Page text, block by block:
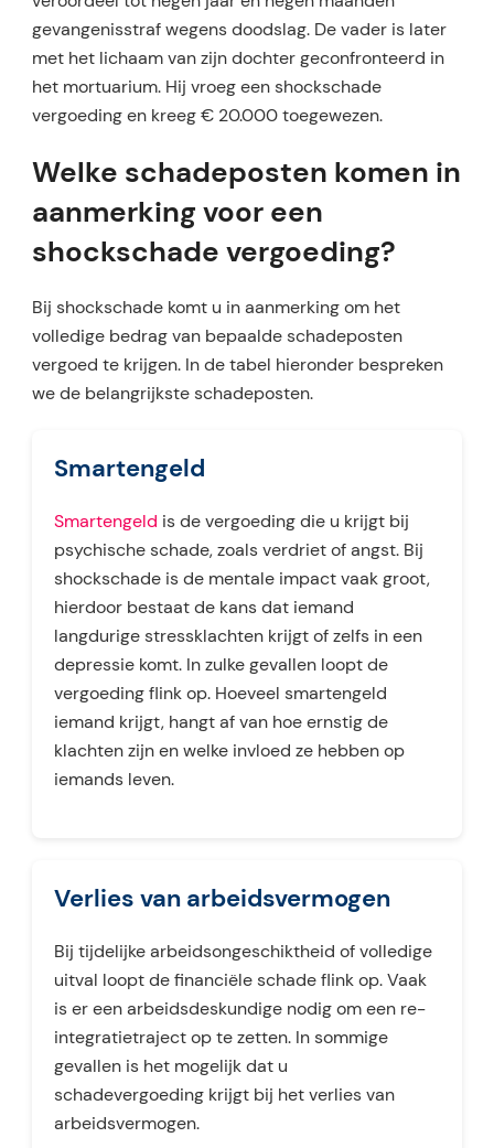
gevangenisstraf wegens doodslag. De vader is later
met het lichaam van zijn dochter geconfronteerd in
het mortuarium. Hij vroeg een shockschade
vergoeding en kreeg € 20.000 toegewezen.
Welke schadeposten komen in
aanmerking voor een
shockschade vergoeding?
Bij shockschade komt u in aanmerking om het
volledige bedrag van bepaalde schadeposten
vergoed te krijgen. In de tabel hieronder bespreken
we de belangrijkste schadeposten.
Smartengeld
Smartengeld is de vergoeding die u krijgt bij
psychische schade, zoals verdriet of angst. Bij
shockschade is de mentale impact vaak groot,
hierdoor bestaat de kans dat iemand
langdurige stressklachten krijgt of zelfs in een
depressie komt. In zulke gevallen loopt de
vergoeding flink op. Hoeveel smartengeld
iemand krijgt, hangt af van hoe ernstig de
klachten zijn en welke invloed ze hebben op
iemands leven.
Verlies van arbeidsvermogen
Bij tijdelijke arbeidsongeschiktheid of volledige
uitval loopt de financiële schade flink op. Vaak
is er een arbeidsdeskundige nodig om een re-
integratietraject op te zetten. In sommige
gevallen is het mogelijk dat u
schadevergoeding krijgt bij het verlies van
arbeidsvermogen.